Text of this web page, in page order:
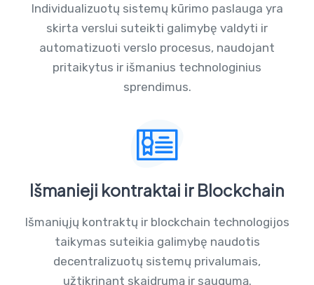
Individualizuotų sistemų kūrimo paslauga yra
skirta verslui suteikti galimybę valdyti ir
automatizuoti verslo procesus, naudojant
pritaikytus ir išmanius technologinius
sprendimus.
Išmanieji kontraktai ir Blockchain
Išmaniųjų kontraktų ir blockchain technologijos
taikymas suteikia galimybę naudotis
decentralizuotų sistemų privalumais,
užtikrinant skaidrumą ir saugumą.